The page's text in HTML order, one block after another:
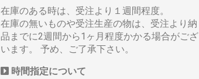
在庫のある時は、受注より１週間程度。
在庫の無いものや受注生産の物は、受注より納
品までに2週間から1ヶ月程度かかる場合がござ
います。 予め、ご了承下さい。
時間指定について